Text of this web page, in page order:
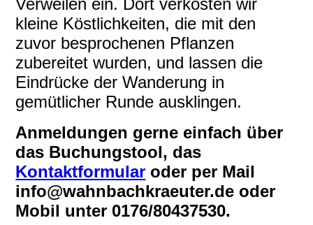
kleine Köstlichkeiten, die mit den
zuvor besprochenen Pflanzen
zubereitet wurden, und lassen die
Eindrücke der Wanderung in
gemütlicher Runde ausklingen.
Anmeldungen gerne einfach über
das Buchungstool, das
Kontaktformular oder per Mail
info@wahnbachkraeuter.de oder
Mobil unter 0176/80437530.